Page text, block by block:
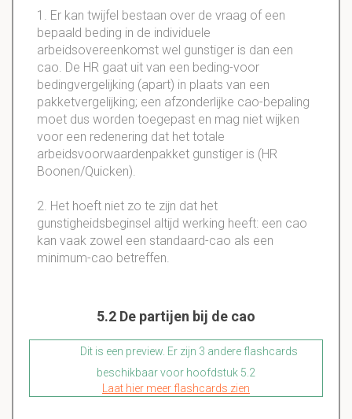
1. Er kan twijfel bestaan over de vraag of een
bepaald beding in de individuele
arbeidsovereenkomst wel gunstiger is dan een
cao. De HR gaat uit van een beding-voor
bedingvergelijking (apart) in plaats van een
pakketvergelijking; een afzonderlijke cao-bepaling
moet dus worden toegepast en mag niet wijken
voor een redenering dat het totale
arbeidsvoorwaardenpakket gunstiger is (HR
Boonen/Quicken).
2. Het hoeft niet zo te zijn dat het
gunstigheidsbeginsel altijd werking heeft: een cao
kan vaak zowel een standaard-cao als een
minimum-cao betreffen.
5.2 De partijen bij de cao
Dit is een preview. Er zijn 3 andere flashcards
beschikbaar voor hoofdstuk 5.2
Laat hier meer flashcards zien